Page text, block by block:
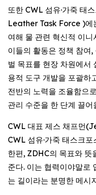
또한 CWL 섬유·가죽 태
Leather Task Force )에
여해 물 관련 혁신적 이
이들의 활동은 정책 참여
벌 목표를 현장 차원에서
용적 도구 개발을 포괄하
전반의 노력을 조율함으
관리 수준을 한 단계 끌어
CWL 대표 제스 채프먼
CWL 섬유·가죽 태스크
한편, ZDHC의 목표와 뜻
준다. 이는 협력이야말로
는 길이라는 분명한 메시